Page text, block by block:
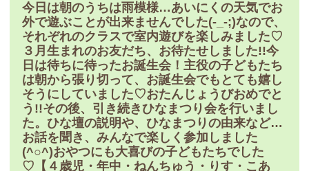
今日は朝のうちは雨模様…あいにくの天気でお
外で遊ぶことが出来ませんでした(-_-;)なので、
それぞれのクラスで室内遊びを楽しみました♡
３月生まれのお友だち、お待たせしました!!今
日は待ちに待ったお誕生会！主役の子どもたち
は朝から張り切って、お誕生会でもとても嬉し
そうにしていました♡おたんじょうびおめでと
う!!その後、引き続きひなまつり会を行いまし
た。ひな壇の説明や、ひなまつりの由来など…
お話を聞き、みんなで楽しく参加しました
(^○^)おやつにも大喜びの子どもたちでした
♡【４歳児・年中・ねんちゅう・りす・こあ